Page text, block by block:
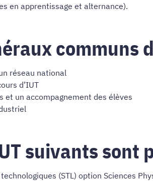
en apprentissage et alternance).
communs
réseau national
d’IUT
et un accompagnement des élèves
suivants sont
(STL) option Sciences